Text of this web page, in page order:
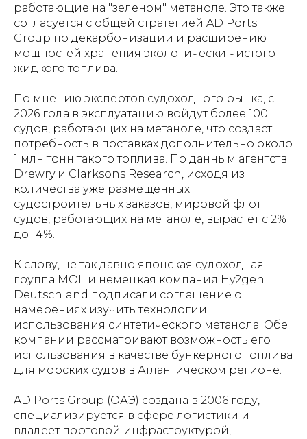
работающие на "зеленом" метаноле. Это также
согласуется с общей стратегией AD Ports
Group по декарбонизации и расширению
мощностей хранения экологически чистого
жидкого топлива.
По мнению экспертов судоходного рынка, с
2026 года в эксплуатацию войдут более 100
судов, работающих на метаноле, что создаст
потребность в поставках дополнительно около
1 млн тонн такого топлива. По данным агентств
Drewry и Clarksons Research, исходя из
количества уже размещенных
судостроительных заказов, мировой флот
судов, работающих на метаноле, вырастет с 2%
до 14%.
К слову, не так давно японская судоходная
группа MOL и немецкая компания Hy2gen
Deutschland подписали соглашение о
намерениях изучить технологии
использования синтетического метанола. Обе
компании рассматривают возможность его
использования в качестве бункерного топлива
для морских судов в Атлантическом регионе.
AD Ports Group (ОАЭ) создана в 2006 году,
специализируется в сфере логистики и
владеет портовой инфраструктурой,